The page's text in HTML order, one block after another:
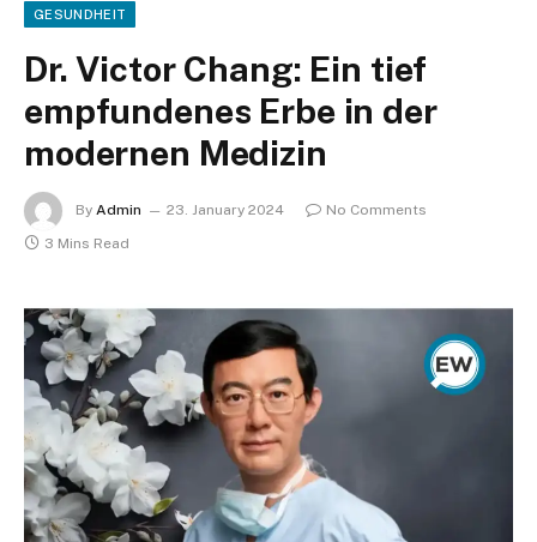
GESUNDHEIT
Dr. Victor Chang: Ein tief
empfundenes Erbe in der
modernen Medizin
By Admin 23. January 2024
No Comments
3 Mins Read